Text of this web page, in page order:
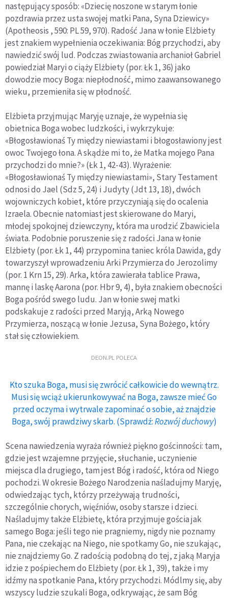
następujący sposób: «Dziecię noszone w starym łonie
pozdrawia przez usta swojej matki Pana, Syna Dziewicy»
(Apotheosis , 590: PL 59, 970). Radość Jana w łonie Elżbiety
jest znakiem wypełnienia oczekiwania: Bóg przychodzi, aby
nawiedzić swój lud. Podczas zwiastowania archanioł Gabriel
powiedział Maryi o ciąży Elżbiety (por. Łk 1, 36) jako
dowodzie mocy Boga: niepłodność, mimo zaawansowanego
wieku, przemieniła się w płodność.
Elżbieta przyjmując Maryję uznaje, że wypełnia się
obietnica Boga wobec ludzkości, i wykrzykuje:
«Błogosławionaś Ty między niewiastami i błogosławiony jest
owoc Twojego łona. A skądże mi to, że Matka mojego Pana
przychodzi do mnie?» (Łk 1, 42-43). Wyrażenie:
«Błogosławionaś Ty między niewiastami», Stary Testament
odnosi do Jael (Sdz 5, 24) i Judyty (Jdt 13, 18), dwóch
wojowniczych kobiet, które przyczyniają się do ocalenia
Izraela. Obecnie natomiast jest skierowane do Maryi,
młodej spokojnej dziewczyny, która ma urodzić Zbawiciela
świata. Podobnie poruszenie się z radości Jana w łonie
Elżbiety (por. Łk 1, 44) przypomina taniec króla Dawida, gdy
towarzyszył wprowadzeniu Arki Przymierza do Jerozolimy
(por. 1 Krn 15, 29). Arka, która zawierała tablice Prawa,
mannę i laskę Aarona (por. Hbr 9, 4), była znakiem obecności
Boga pośród swego ludu. Jan w łonie swej matki
podskakuje z radości przed Maryją, Arką Nowego
Przymierza, noszącą w łonie Jezusa, Syna Bożego, który
stał się człowiekiem.
DEON.PL POLECA
Kto szuka Boga, musi się zwrócić całkowicie do wewnątrz.
Musi się wciąż ukierunkowywać na Boga, zawsze mieć Go
przed oczyma i wytrwale zapominać o sobie, aż znajdzie
Boga, swój prawdziwy skarb. (Sprawdź:Rozwój duchowy)
Scena nawiedzenia wyraża również piękno gościnności: tam,
gdzie jest wzajemne przyjęcie, słuchanie, uczynienie
miejsca dla drugiego, tam jest Bóg i radość, która od Niego
pochodzi. W okresie Bożego Narodzenia naśladujmy Maryję,
odwiedzając tych, którzy przeżywają trudności,
szczególnie chorych, więźniów, osoby starsze i dzieci.
Naśladujmy także Elżbietę, która przyjmuje gościa jak
samego Boga: jeśli tego nie pragniemy, nigdy nie poznamy
Pana, nie czekając na Niego, nie spotkamy Go, nie szukając,
nie znajdziemy Go. Z radością podobną do tej, z jaką Maryja
idzie z pośpiechem do Elżbiety (por. Łk 1, 39), także i my
idźmy na spotkanie Pana, który przychodzi. Módlmy się, aby
wszyscy ludzie szukali Boga, odkrywając, że sam Bóg